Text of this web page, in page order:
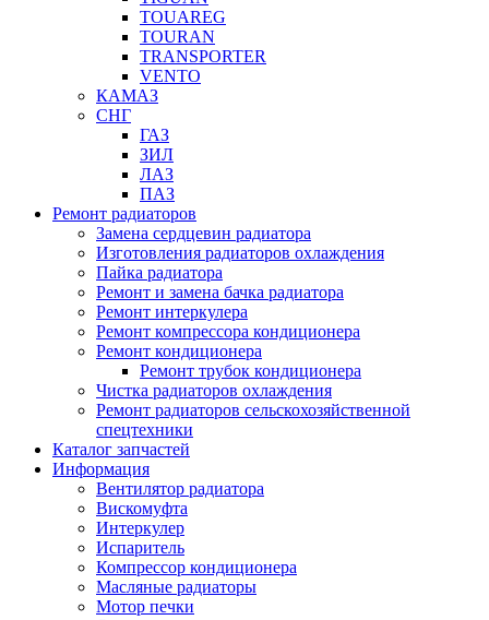
TOUAREG
TOURAN
TRANSPORTER
VENTO
КАМАЗ
СНГ
ГАЗ
ЗИЛ
ЛАЗ
ПАЗ
Ремонт радиаторов
Замена сердцевин радиатора
Изготовления радиаторов охлаждения
Пайка радиатора
Ремонт и замена бачка радиатора
Ремонт интеркулера
Ремонт компрессора кондиционера
Ремонт кондиционера
Ремонт трубок кондиционера
Чистка радиаторов охлаждения
Ремонт радиаторов сельскохозяйственной
спецтехники
Каталог запчастей
Информация
Вентилятор радиатора
Вискомуфта
Интеркулер
Испаритель
Компрессор кондиционера
Масляные радиаторы
Мотор печки